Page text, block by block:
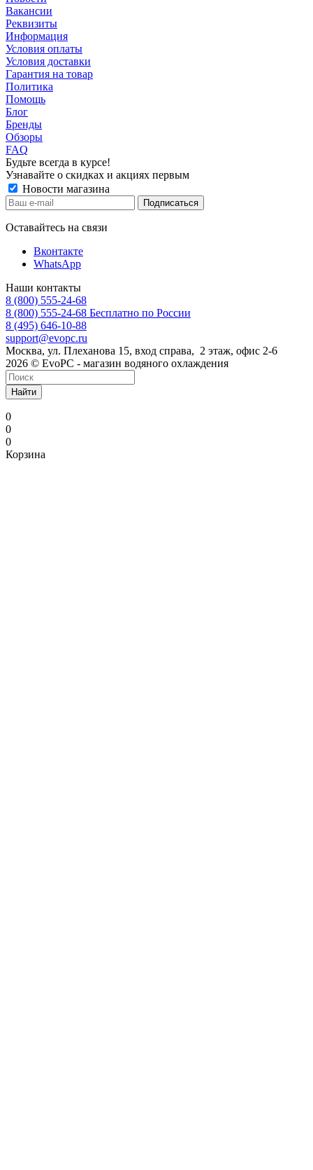
Вакансии
Реквизиты
Информация
Условия оплаты
Условия доставки
Гарантия на товар
Политика
Помощь
Блог
Бренды
Обзоры
FAQ
Будьте всегда в курсе!
Узнавайте о скидках и акциях первым
Новости магазина
Оставайтесь на связи
Вконтакте
WhatsApp
Наши контакты
8 (800) 555-24-68
8 (800) 555-24-68 Бесплатно по России
8 (495) 646-10-88
support@evopc.ru
Москва, ул. Плеханова 15, вход справа, 2 этаж, офис 2-6
2026 © EvoPC - магазин водяного охлаждения
Найти
0
0
0
Корзина